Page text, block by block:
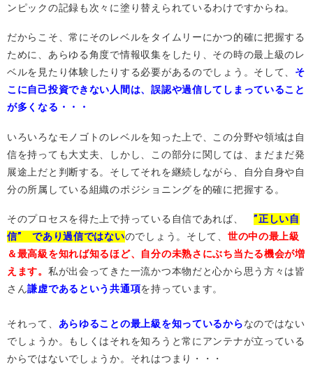
ンピックの記録も次々に塗り替えられているわけですからね。
だからこそ、常にそのレベルをタイムリーにかつ的確に把握する
ために、あらゆる角度で情報収集をしたり、その時の最上級のレ
ベルを見たり体験したりする必要があるのでしょう。そして、 そ
こに自己投資できない人間は、誤認や過信してしまっていること
が多くなる・・・
いろいろなモノゴトのレベルを知った上で、この分野や領域は自
信を持っても大丈夫、しかし、この部分に関しては、まだまだ発
展途上だと判断する。そしてそれを継続しながら、自分自身や自
分の所属している組織のポジショニングを的確に把握する。
そのプロセスを得た上で持っている自信であれば、”正しい自
信” であり過信ではないのでしょう。そして、 世の中の最上級
＆最高級を知れば知るほど、自分の未熟さにぶち当たる機会が増
えます。 私が出会ってきた一流かつ本物だと心から思う方々は皆
さん謙虚であるという共通項を持っています。
それって、 あらゆることの最上級を知っているからなのではない
でしょうか。もしくはそれを知ろうと常にアンテナが立っている
からではないでしょうか。それはつまり・・・